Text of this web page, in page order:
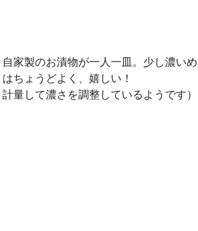
家製のお漬物が一人一皿。少し濃いめ
ちょうどよく、嬉しい！
計量して濃さを調整しているようです）